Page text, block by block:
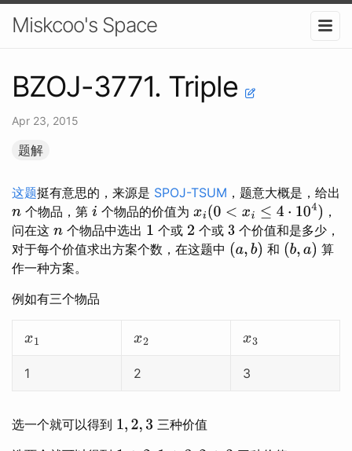
Miskcoo's Space
BZOJ-3771. Triple
Apr 23, 2015
题解
这题挺有意思的，来源是 SPOJ-TSUM ，题意大概是，给出
n个物品，第 i 个物品的价值为 xi(0< xi≤4⋅ 104 )
，
问在这 n个物品中选出 1 个或 2 个或 3 个价值和是多少，
对于每个价值求出方案个数，在这题中 (a,b) 和 (b,a)
算
作一种方案。
例如有三个物品
x1 x2 x3
1 2 3
选一个就可以得到 1,2,3
三种价值